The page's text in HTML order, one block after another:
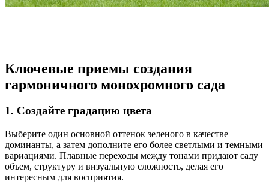
Ключевые приемы создания
гармоничного монохромного сада
1. Создайте градацию цвета
Выберите один основной оттенок зеленого в качестве
доминанты, а затем дополните его более светлыми и темными
вариациями. Плавные переходы между тонами придают саду
объем, структуру и визуальную сложность, делая его
интересным для восприятия.